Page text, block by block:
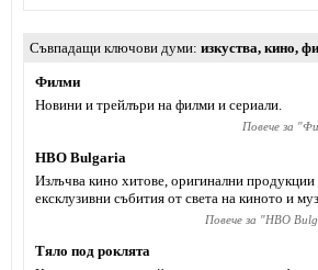
Съвпадащи ключови думи изкуства, кино,
Филми
Новини и трейлъри на филми и сериали.
Повече за "
HBO Bulgaria
Излъчва кино хитове, оригинални продукции
ексклузивни събития от света на киното и
Повече за "HBO
Тяло под роклята